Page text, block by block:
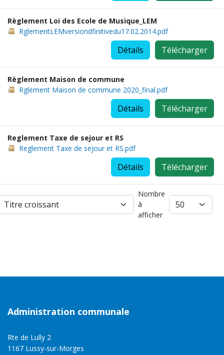
Règlement Loi des Ecole de Musique_LEM
RglementLEMversiondfinitivedu17.02.2014.pdf
Télécharger
Détails
Règlement Maison de commune
Rglement Maison de commune 2020_final.pdf
Télécharger
Détails
Reglement Taxe de sejour et RS
Reglement Taxe de sejour et RS.pdf
Télécharger
Détails
Nombre
à
afficher
Administration communale
Rte de Lully 2
1167 Lussy-sur-Morges